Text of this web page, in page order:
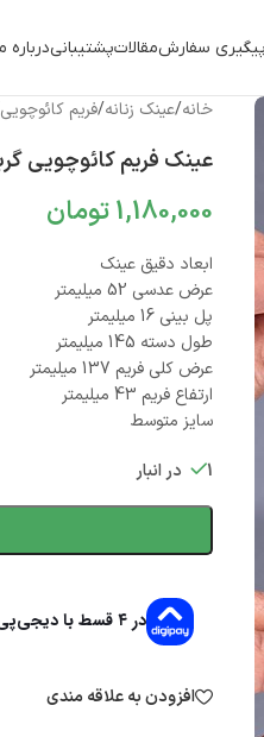
سفارشمقالاتپشتیبانیدرباره
خانه/عینک زنانه/فریم کائوچویی
عینک فریم کائوچویی گربه ای
1,180,000تومان
ابعاد دقیق عینک
عرض عدسی 52 میلیمتر
پل بینی 16 میلیمتر
طول دسته 145 میلیمتر
عرض کلی فریم 137 میلیمتر
ارتفاع فریم 43 میلیمتر
سایز متوسط
1 در انبار
در ۴ قسط با دیجی‌پی
افزودن به علاقه مندی